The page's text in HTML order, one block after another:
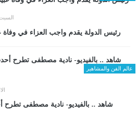
السبت 30 سبتمبر 2023 11:40
رئيس الدولة يقدم واجب العزاء في وفاة
عالم الفن والمشاهير
الاثنين
شاهد .. بالفيديو- نادية مصطفى تطرح